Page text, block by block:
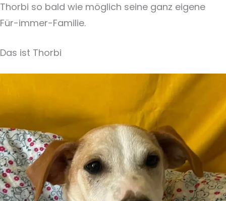
Thorbi so bald wie möglich seine ganz eigene
Für-immer-Familie.
Das ist Thorbi